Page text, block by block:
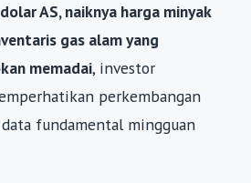
AS, naiknya harga minyak
gas alam yang
memadai, investor
perkembangan
fundamental mingguan